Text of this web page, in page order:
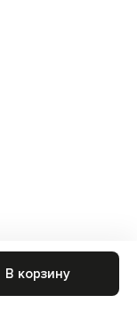
В корзину